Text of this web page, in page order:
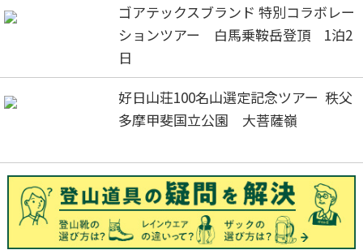
ゴアテックスブランド 特別コラボレー
ションツアー 白馬乗鞍岳登頂 1泊2
日
好日山荘100名山選定記念ツアー 秩父
多摩甲斐国立公園 大菩薩嶺